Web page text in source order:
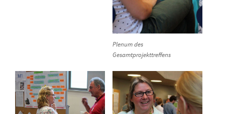
Plenum des
Gesamtprojekttreffens